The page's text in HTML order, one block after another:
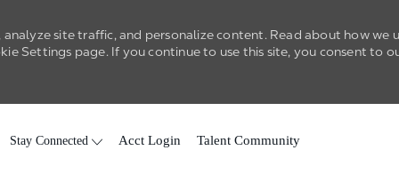
site traffic, and personalize content. Read about how we
Settings page. If you continue to use this site, you consent to
Stay Connected Acct Login Talent Community